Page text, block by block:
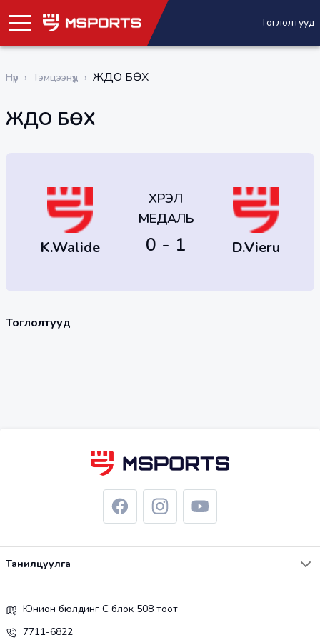
Тоглолтууд
Нүүр › Тэмцээнүүд › ЖҮДО БӨХ
ЖҮДО БӨХ
K.Walide
ХҮРЭЛ
МЕДАЛЬ
0 - 1 D.Vieru
Тоглолтууд
Танилцуулга
Юнион бюлдинг С блок 508 тоот
7711-6822